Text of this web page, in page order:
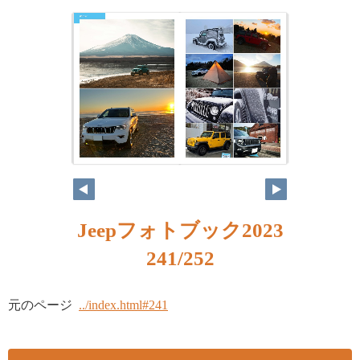
Jeepフォトブック2023
241/252
元のページ ../index.html#241